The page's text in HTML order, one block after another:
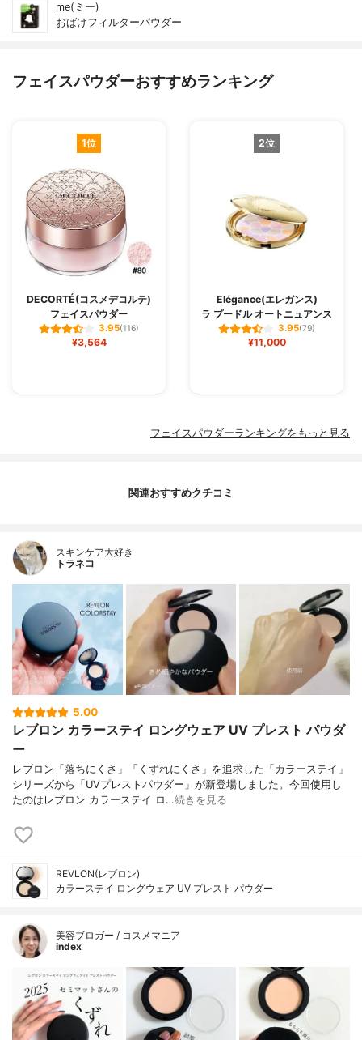
me(ミー)
おばけフィルターパウダー
フェイスパウダーおすすめランキング
1位
DECORTÉ(コスメデコルテ)
フェイスパウダー
3.95(116)
¥3,564
2位
Elégance(エレガンス)
ラ プードル オートニュアンス
3.95(79)
¥11,000
フェイスパウダーランキングをもっと見る
関連おすすめクチコミ
スキンケア大好き
トラネコ
5.00
レブロン カラーステイ ロングウェア UV プレスト パウダ
ー
レブロン「落ちにくさ」「くずれにくさ」を追求した「カラーステイ」
シリーズから「UVプレストパウダー」が新登場しました。今回使用し
たのはレブロン カラーステイ ロ…続きを見る
REVLON(レブロン)
カラーステイ ロングウェア UV プレスト パウダー
美容ブロガー / コスメマニア
index